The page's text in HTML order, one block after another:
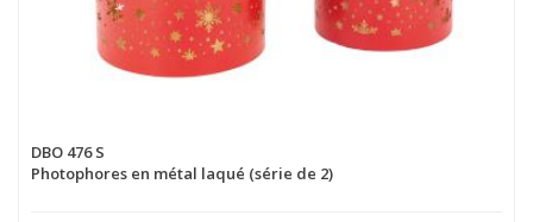
DBO 476 S
Photophores en métal laqué (série de 2)